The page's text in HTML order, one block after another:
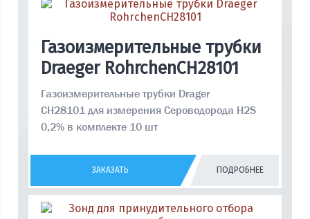
Газоизмерительные трубки
Draeger RohrchenCH28101
Газоизмерительные трубки Drager
CH28101 для измерения Cероводорода H2S
0,2% в комплекте 10 шт
ЗАКАЗАТЬ ПОДРОБНЕЕ